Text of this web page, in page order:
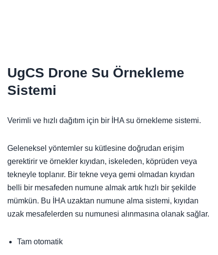
UgCS Drone Su Örnekleme
Sistemi
Verimli ve hızlı dağıtım için bir İHA su örnekleme sistemi.
Geleneksel yöntemler su kütlesine doğrudan erişim
gerektirir ve örnekler kıyıdan, iskeleden, köprüden veya
tekneyle toplanır. Bir tekne veya gemi olmadan kıyıdan
belli bir mesafeden numune almak artık hızlı bir şekilde
mümkün. Bu İHA uzaktan numune alma sistemi, kıyıdan
uzak mesafelerden su numunesi alınmasına olanak sağlar.
Tam otomatik